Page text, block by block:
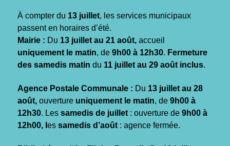
À compter du 13 juillet, les services municipaux
passent en horaires d’été.
Mairie : Du 13 juillet au 21 août, accueil
uniquement le matin, de 9h00 à 12h30. Fermeture
des samedis matin du 11 juillet au 29 août inclus.
Agence Postale Communale : Du 13 juillet au 28
août, ouverture uniquement le matin, de 9h00 à
12h30. Les samedis de juillet : ouverture de 9h00 à
12h00, l es samedis d’août : agence fermée.